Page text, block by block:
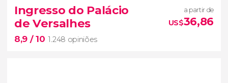
2.625 opiniões
ingresso ao terceiro andar da Torre Eiffel
umdos mirantes mais famosos de
Paris
Ingresso do Palácio
de Versalhes
8,9 / 10 1.248 opiniões
a partir de
US$36,86